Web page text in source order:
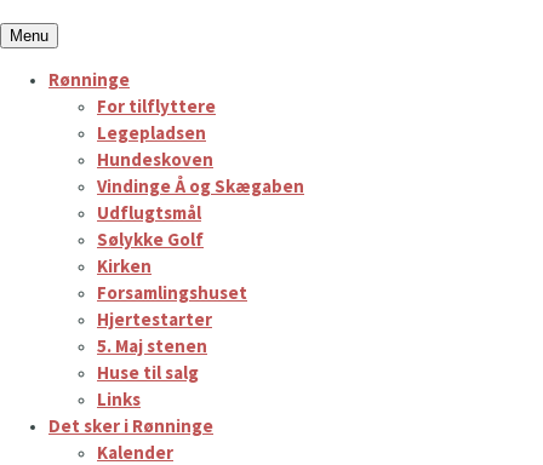
Menu Hop
indhold
Rønninge
For tilflyttere
Legepladsen
Hundeskoven
Vindinge Å og Skægaben
Udflugtsmål
Sølykke Golf
Kirken
Forsamlingshuset
Hjertestarter
5. Maj stenen
Huse til salg
Links
Det sker i Rønninge
Kalender